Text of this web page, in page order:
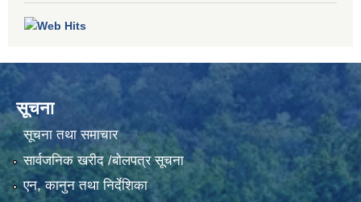
सूचना
सूचना तथा समाचार
सार्वजनिक खरीद /बोलपत्र सूचना
एन, कानुन तथा निर्देशिका